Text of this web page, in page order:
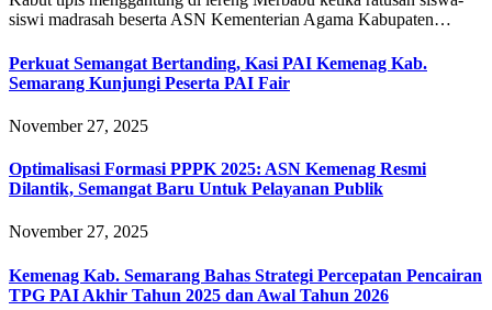
siswi madrasah beserta ASN Kementerian Agama Kabupaten…
Perkuat Semangat Bertanding, Kasi PAI Kemenag Kab.
Semarang Kunjungi Peserta PAI Fair
November 27, 2025
Optimalisasi Formasi PPPK 2025: ASN Kemenag Resmi
Dilantik, Semangat Baru Untuk Pelayanan Publik
November 27, 2025
Kemenag Kab. Semarang Bahas Strategi Percepatan Pencairan
TPG PAI Akhir Tahun 2025 dan Awal Tahun 2026